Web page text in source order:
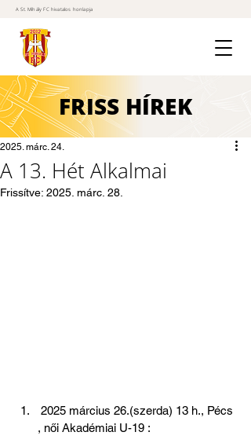
A St. Mihály FC hivatalos honlapja
FRISS HÍREK
A 13. Hét Alkalmai
2025. márc. 24.
Frissítve: 2025. márc. 28.
, női Akadémiai U-19 :